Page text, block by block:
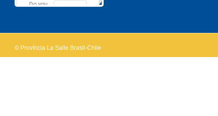
Do you
OK
© Província La Salle Brasil-Chile